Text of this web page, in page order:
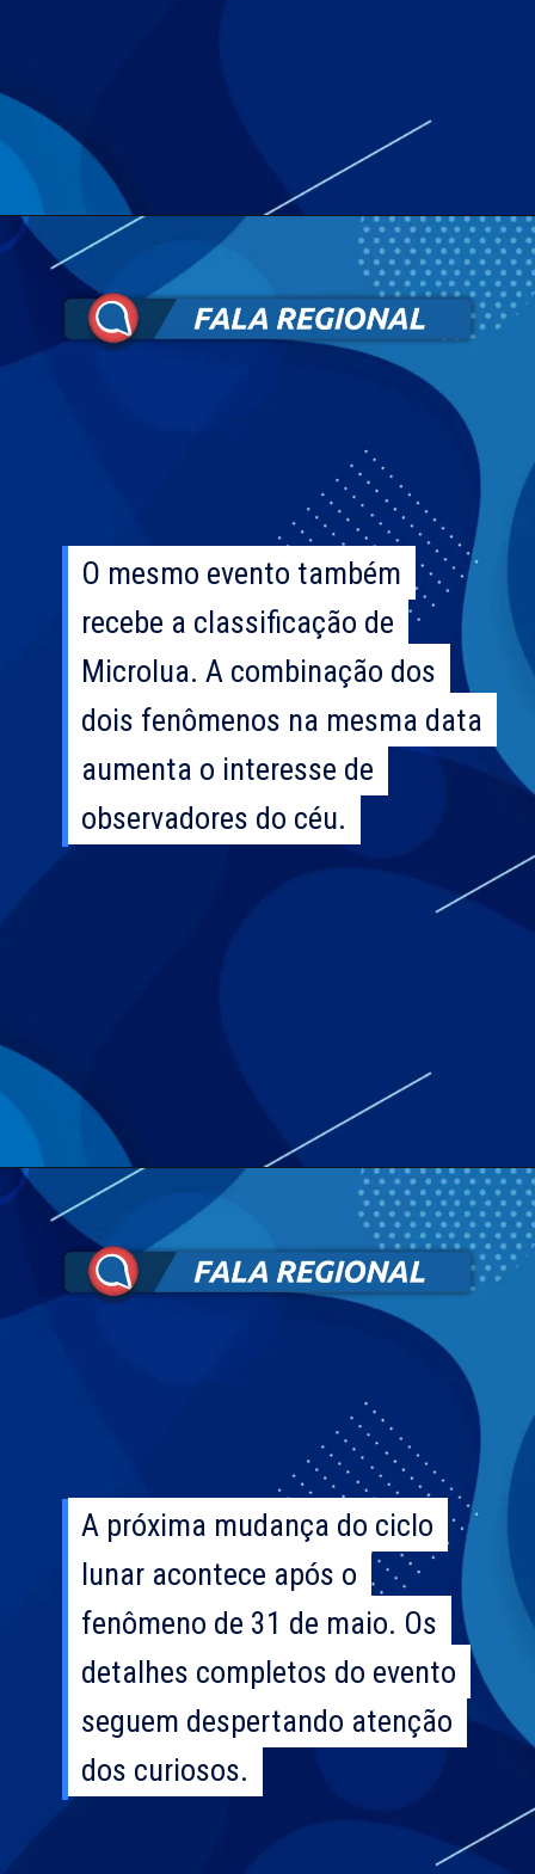
O mesmo evento também
recebe a classificação de
Microlua. A combinação dos
dois fenômenos na mesma data
aumenta o interesse de
observadores do céu.
O mesmo evento também
recebe a classificação de
Microlua. A combinação dos
dois fenômenos na mesma data
aumenta o interesse de
observadores do céu.
A próxima mudança do ciclo
lunar acontece após o
fenômeno de 31 de maio. Os
detalhes completos do evento
seguem despertando atenção
dos curiosos.
A próxima mudança do ciclo
lunar acontece após o
fenômeno de 31 de maio. Os
detalhes completos do evento
seguem despertando atenção
dos curiosos.